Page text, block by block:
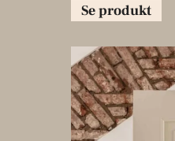
Se produkt